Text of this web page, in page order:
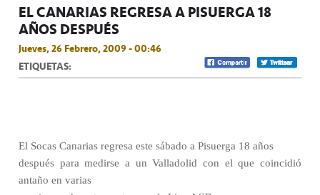
EL CANARIAS REGRESA A PISUERGA 18
AÑOS DESPUÉS
Jueves, 26 Febrero, 2009 - 00:46
ETIQUETAS:
El Socas Canarias regresa este sábado a Pisuerga 18 años
después para medirse a un Valladolid con el que coincidió
antaño en varias